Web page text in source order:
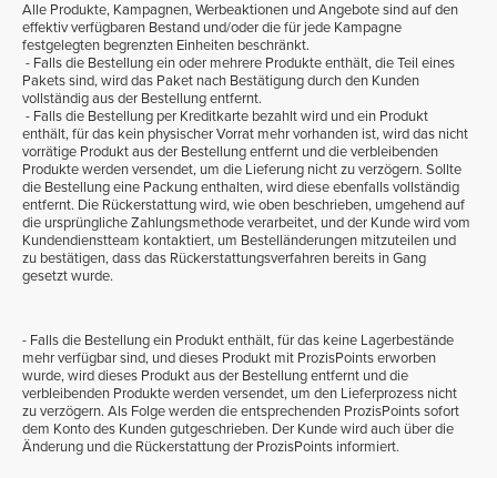
Alle Produkte, Kampagnen, Werbeaktionen und Angebote sind auf den
effektiv verfügbaren Bestand und/oder die für jede Kampagne
festgelegten begrenzten Einheiten beschränkt.
- Falls die Bestellung ein oder mehrere Produkte enthält, die Teil eines
Pakets sind, wird das Paket nach Bestätigung durch den Kunden
vollständig aus der Bestellung entfernt.
- Falls die Bestellung per Kreditkarte bezahlt wird und ein Produkt
enthält, für das kein physischer Vorrat mehr vorhanden ist, wird das nicht
vorrätige Produkt aus der Bestellung entfernt und die verbleibenden
Produkte werden versendet, um die Lieferung nicht zu verzögern. Sollte
die Bestellung eine Packung enthalten, wird diese ebenfalls vollständig
entfernt. Die Rückerstattung wird, wie oben beschrieben, umgehend auf
die ursprüngliche Zahlungsmethode verarbeitet, und der Kunde wird vom
Kundendienstteam kontaktiert, um Bestelländerungen mitzuteilen und
zu bestätigen, dass das Rückerstattungsverfahren bereits in Gang
gesetzt wurde.
- Falls die Bestellung ein Produkt enthält, für das keine Lagerbestände
mehr verfügbar sind, und dieses Produkt mit ProzisPoints erworben
wurde, wird dieses Produkt aus der Bestellung entfernt und die
verbleibenden Produkte werden versendet, um den Lieferprozess nicht
zu verzögern. Als Folge werden die entsprechenden ProzisPoints sofort
dem Konto des Kunden gutgeschrieben. Der Kunde wird auch über die
Änderung und die Rückerstattung der ProzisPoints informiert.